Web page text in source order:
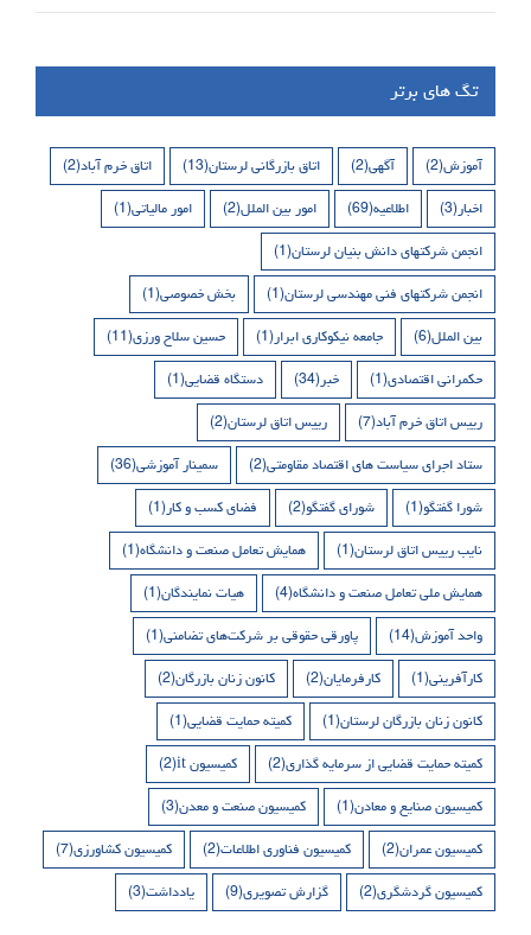
تگ های برتر
آموزش(2) آگهی(2) اتاق بازرگانی لرستان(13) اتاق خرم آباد(2)
اخبار(3) اطلاعیه(69) امور بین الملل(2) امور مالیاتی(1)
انجمن شرکتهای دانش بنیان لرستان(1)
انجمن شرکتهای فنی مهندسی لرستان(1) بخش خصوصی(1)
بین الملل(6) جامعه نیکوکاری ابرار(1) حسین سلاح ورزی(11)
حکمرانی اقتصادی(1) خبر(34) دستگاه قضایی(1)
رییس اتاق خرم آباد(7) رییس اتاق لرستان(2)
ستاد اجرای سیاست های اقتصاد مقاومتی(2) سمینار آموزشی(36)
شورا گفتگو(1) شورای گفتگو(2) فضای کسب و کار(1)
نایب رییس اتاق لرستان(1) همایش تعامل صنعت و دانشگاه(1)
همایش ملی تعامل صنعت و دانشگاه(4) هیات نمایندگان(1)
واحد آموزش(14) پاورقی حقوقی بر شرکت‌های تضامنی(1)
کارآفرینی(1) کارفرمایان(2) کانون زنان بازرگان(2)
کانون زنان بازرگان لرستان(1) کمیته حمایت قضایی(1)
کمیته حمایت قضایی از سرمایه گذاری(2) کمیسیون it (2)
کمیسیون صنایع و معادن(1) کمیسیون صنعت و معدن(3)
کمیسیون عمران(2) کمیسیون فناوری اطلاعات(2) کمیسیون کشاورزی(7)
کمیسیون گردشگری(2) گزارش تصویری(9) یادداشت(3)